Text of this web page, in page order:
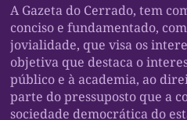
A Gazeta do Cerrado, tem
conciso e fundamentado,
jovialidade, que visa os
objetiva que destaca o
público e à academia, ao
parte do pressuposto que a
sociedade democrática do